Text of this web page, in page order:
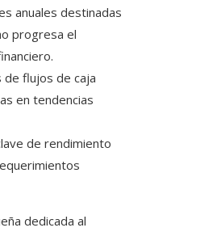
anuales destinadas
progresa el
de flujos de caja
en tendencias
de rendimiento
dedicada al